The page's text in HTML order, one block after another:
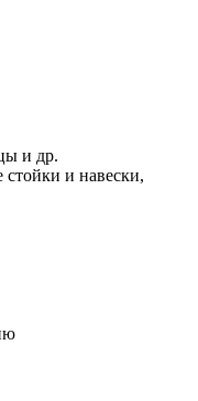
и др.
и навески,